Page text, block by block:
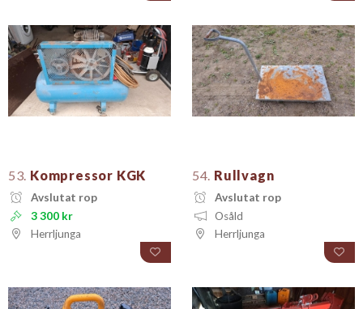
53. Kompressor KGK
Avslutat rop
3 300 kr
Herrljunga
54. Rullvagn
Avslutat rop
Osåld
Herrljunga